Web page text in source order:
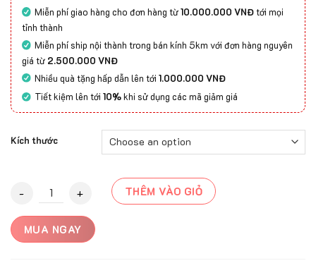
Miễn phí giao hàng cho đơn hàng từ10.000.000 VNĐtới mọi
tỉnh thành
Miễn phí ship nội thành trong bán kính 5km với đơn hàng nguyên
giá từ 2.500.000 VNĐ
Nhiều quà tặng hấp dẫn lên tới1.000.000 VNĐ
Tiết kiệm lên tới10%khi sử dụng các mã giảm giá
Kích thước
Thảm phòng khách ASTEN-21219B quantity
THÊM VÀO GIỎ
MUA NGAY